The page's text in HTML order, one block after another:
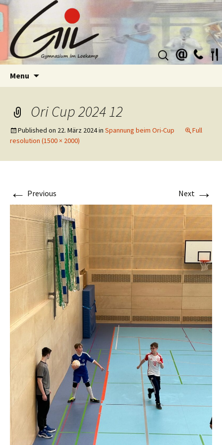
Suchen
nach:
Menu
Ori Cup 2024 12
Published on 22. März 2024in Spannung beim Ori-Cup
Full
resolution (1500 × 2000)
← Previous Next →